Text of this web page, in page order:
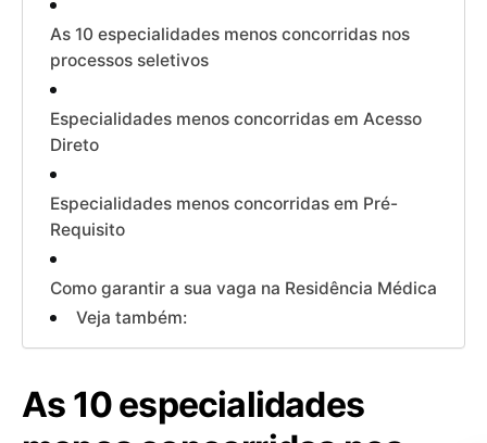
As 10 especialidades menos concorridas nos
processos seletivos
Especialidades menos concorridas em Acesso
Direto
Especialidades menos concorridas em Pré-
Requisito
Como garantir a sua vaga na Residência Médica
Veja também:
As 10 especialidades